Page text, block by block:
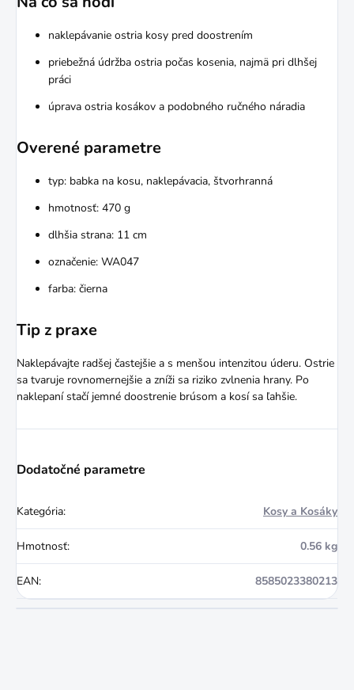
naklepávanie ostria kosy pred doostrením
priebežná údržba ostria počas kosenia, najmä pri dlhšej
práci
úprava ostria kosákov a podobného ručného náradia
Overené parametre
typ: babka na kosu, naklepávacia, štvorhranná
hmotnosť: 470 g
dlhšia strana: 11 cm
označenie: WA047
farba: čierna
Tip z praxe
Naklepávajte radšej častejšie a s menšou intenzitou úderu. Ostrie
sa tvaruje rovnomernejšie a zníži sa riziko zvlnenia hrany. Po
naklepaní stačí jemné doostrenie brúsom a kosí sa ľahšie.
Dodatočné parametre
Kategória: Kosy a Kosáky
Hmotnosť: 0.56 kg
EAN: 8585023380213